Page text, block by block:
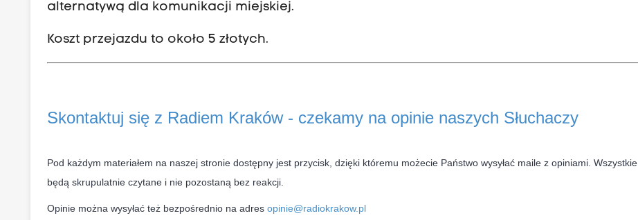
alternatywą dla komunikacji miejskiej.
Koszt przejazdu to około 5 złotych.
Skontaktuj się z Radiem Kraków - czekamy na opinie naszych Słuchaczy
Pod każdym materiałem na naszej stronie dostępny jest przycisk, dzięki któremu możecie Państwo wysyłać maile z opiniami. Wszystkie
będą skrupulatnie czytane i nie pozostaną bez reakcji.
Opinie można wysyłać też bezpośrednio na adresopinie@radiokrakow.pl